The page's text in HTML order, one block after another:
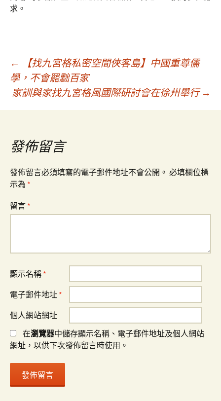
求。
文
章
導
覽
←
【找九宮格私密空間俠客島】中國重尊儒
學，不會罷黜百家
家訓與家找九宮格風國際研討會在徐州舉行 →
發佈留言
發佈留言必須填寫的電子郵件地址不會公開。 必填欄位標
示為 *
留言 *
顯示名稱 *
電子郵件地址 *
個人網站網址
在瀏覽器中儲存顯示名稱、電子郵件地址及個人網站
網址，以供下次發佈留言時使用。